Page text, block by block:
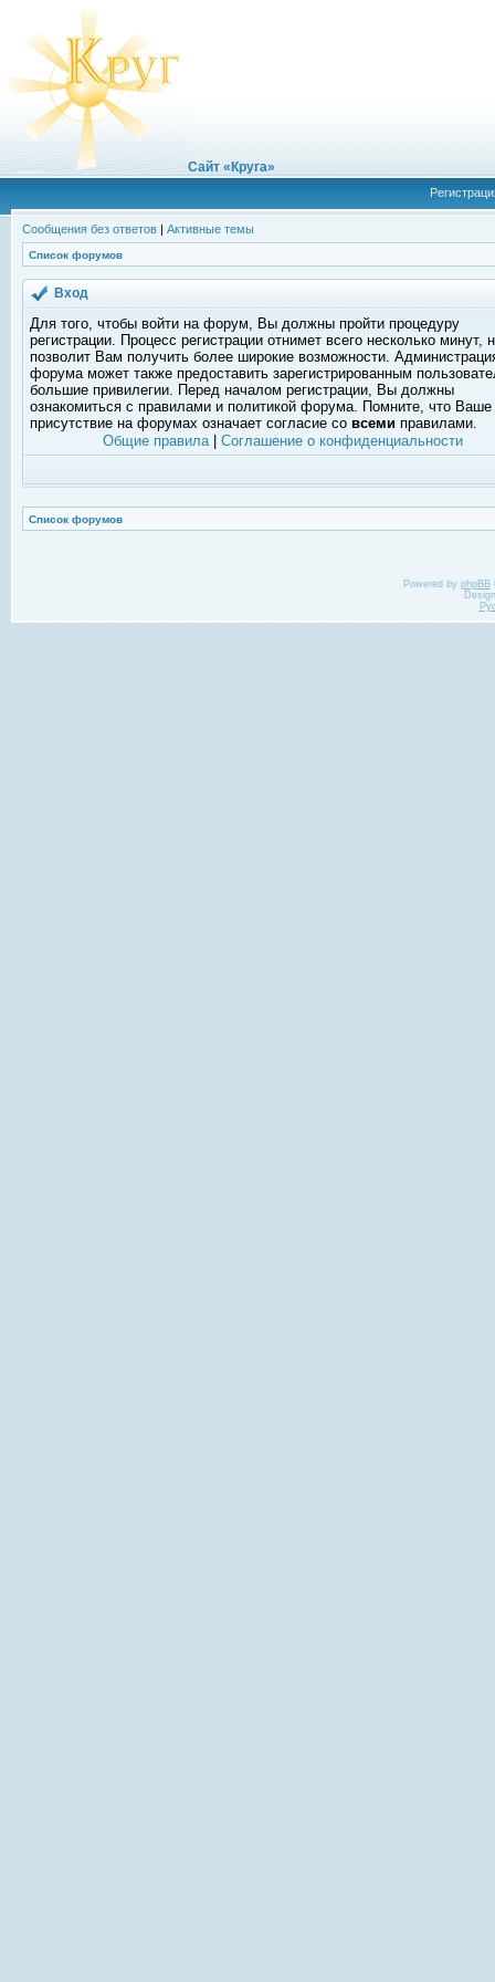
Сайт «Круга»
Сообщения без ответов | Активные темы
Список форумов
Вход
Для того, чтобы войти на форум, Вы должны пройти процедуру
регистрации. Процесс регистрации отнимет всего несколько минут,
позволит Вам получить более широкие возможности.
форума может также предоставить зарегистрированным
большие привилегии. Перед началом регистрации, Вы должны
ознакомиться с правилами и политикой форума. Помните, что Ваше
присутствие на форумах означает согласие со всеми правилами.
Общие правила| Соглашение о конфиденциальности
Список форумов
Powered by phpBB